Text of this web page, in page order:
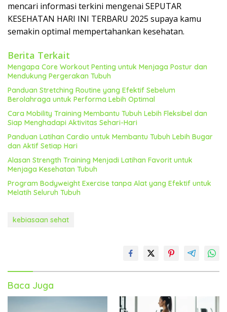
mencari informasi terkini mengenai SEPUTAR
KESEHATAN HARI INI TERBARU 2025 supaya kamu
semakin optimal mempertahankan kesehatan.
Berita Terkait
Mengapa Core Workout Penting untuk Menjaga Postur dan
Mendukung Pergerakan Tubuh
Panduan Stretching Routine yang Efektif Sebelum
Berolahraga untuk Performa Lebih Optimal
Cara Mobility Training Membantu Tubuh Lebih Fleksibel dan
Siap Menghadapi Aktivitas Sehari-Hari
Panduan Latihan Cardio untuk Membantu Tubuh Lebih Bugar
dan Aktif Setiap Hari
Alasan Strength Training Menjadi Latihan Favorit untuk
Menjaga Kesehatan Tubuh
Program Bodyweight Exercise tanpa Alat yang Efektif untuk
Melatih Seluruh Tubuh
kebiasaan sehat
Baca Juga